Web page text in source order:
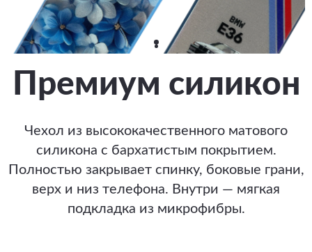
Премиум силикон
Чехол из высококачественного матового
силикона с бархатистым покрытием.
Полностью закрывает спинку, боковые грани,
верх и низ телефона. Внутри — мягкая
подкладка из микрофибры.